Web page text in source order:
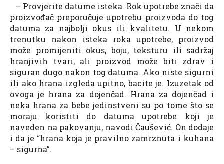
– Provjerite datume isteka. Rok upotrebe znači da
proizvođač preporučuje upotrebu proizvoda do tog
datuma za najbolji okus ili kvalitetu. U nekom
trenutku nakon isteka roka upotrebe, proizvod
može promijeniti okus, boju, teksturu ili sadržaj
hranjivih tvari, ali proizvod može biti zdrav i
siguran dugo nakon tog datuma. Ako niste sigurni
ili ako hrana izgleda upitno, bacite je. Izuzetak od
ovoga je hrana za dojenčad. Hrana za dojenčad i
neka hrana za bebe jedinstveni su po tome što se
moraju koristiti do datuma upotrebe koji je
naveden na pakovanju, navodi Čaušević. On dodaje
i da je “hrana koja je pravilno zamrznuta i kuhana
– sigurna”.